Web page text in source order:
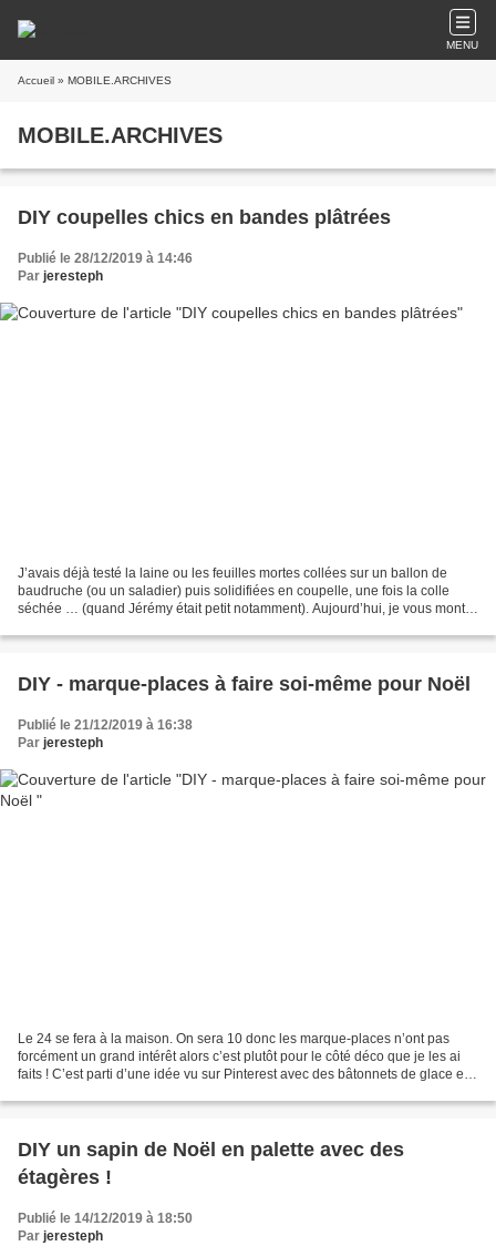
MENU
Accueil » MOBILE.ARCHIVES
MOBILE.ARCHIVES
DIY coupelles chics en bandes plâtrées
Publié le 28/12/2019 à 14:46
Par jeresteph
J’avais déjà testé la laine ou les feuilles mortes collées sur un ballon de
baudruche (ou un saladier) puis solidifiées en coupelle, une fois la colle
séchée … (quand Jérémy était petit notamment). Aujourd’hui, je vous montre
DIY - marque-places à faire soi-même pour Noël
Publié le 21/12/2019 à 16:38
Par jeresteph
Le 24 se fera à la maison. On sera 10 donc les marque-places n’ont pas
forcément un grand intérêt alors c’est plutôt pour le côté déco que je les ai
faits ! C’est parti d’une idée vu sur Pinterest avec des bâtonnets de glace et
DIY un sapin de Noël en palette avec des
étagères !
Publié le 14/12/2019 à 18:50
Par jeresteph